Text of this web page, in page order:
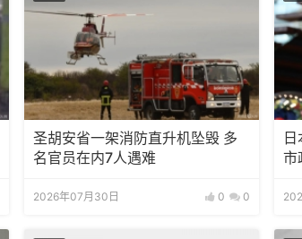
圣胡安省一架消防直升机坠毁 多
名官员在内7人遇难
2026年07月30日 0 0
市